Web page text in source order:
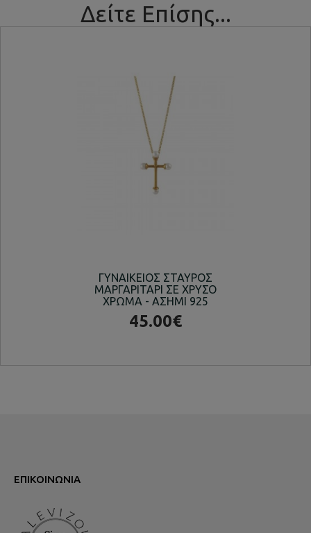
Δείτε Επίσης...
ΓΥΝΑΙΚΕΙΟΣ ΣΤΑΥΡΟΣ
ΜΑΡΓΑΡΙΤΑΡΙ ΣΕ ΧΡΥΣΟ
ΧΡΩΜΑ - ΑΣΗΜΙ 925
45.00€
ΕΠΙΚΟΙΝΩΝΊΑ